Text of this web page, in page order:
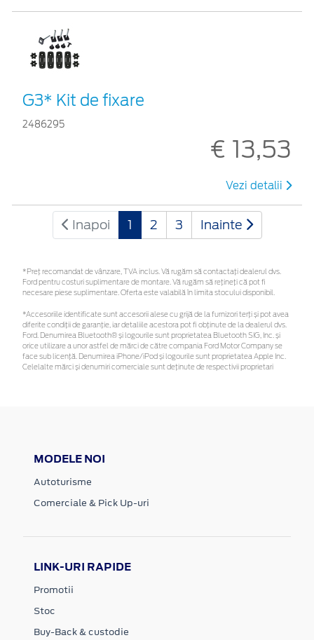
G3* Kit de fixare
2486295
€ 13,53
Vezi detalii
Inapoi 1 2 3 Inainte
*Preţ recomandat de vânzare, TVA inclus. Vă rugăm să contactaţi dealerul dvs.
Ford pentru costuri suplimentare de montare. Vă rugăm să rețineți că pot fi
necesare piese suplimentare. Oferta este valabilă în limita stocului disponibil.
*Accesoriile identificate sunt accesorii alese cu grijă de la furnizori terți și pot avea
diferite condiții de garanție, iar detaliile acestora pot fi obținute de la dealerul dvs.
Ford. Denumirea Bluetooth® și logourile sunt proprietatea Bluetooth SIG, Inc. și
orice utilizare a unor astfel de mărci de către compania Ford Motor Company se
face sub licență. Denumirea iPhone/iPod și logourile sunt proprietatea Apple Inc.
Celelalte mărci și denumiri comerciale sunt deținute de respectivii proprietari
MODELE NOI
Autoturisme
Comerciale & Pick Up-uri
LINK-URI RAPIDE
Promotii
Stoc
Buy-Back & custodie